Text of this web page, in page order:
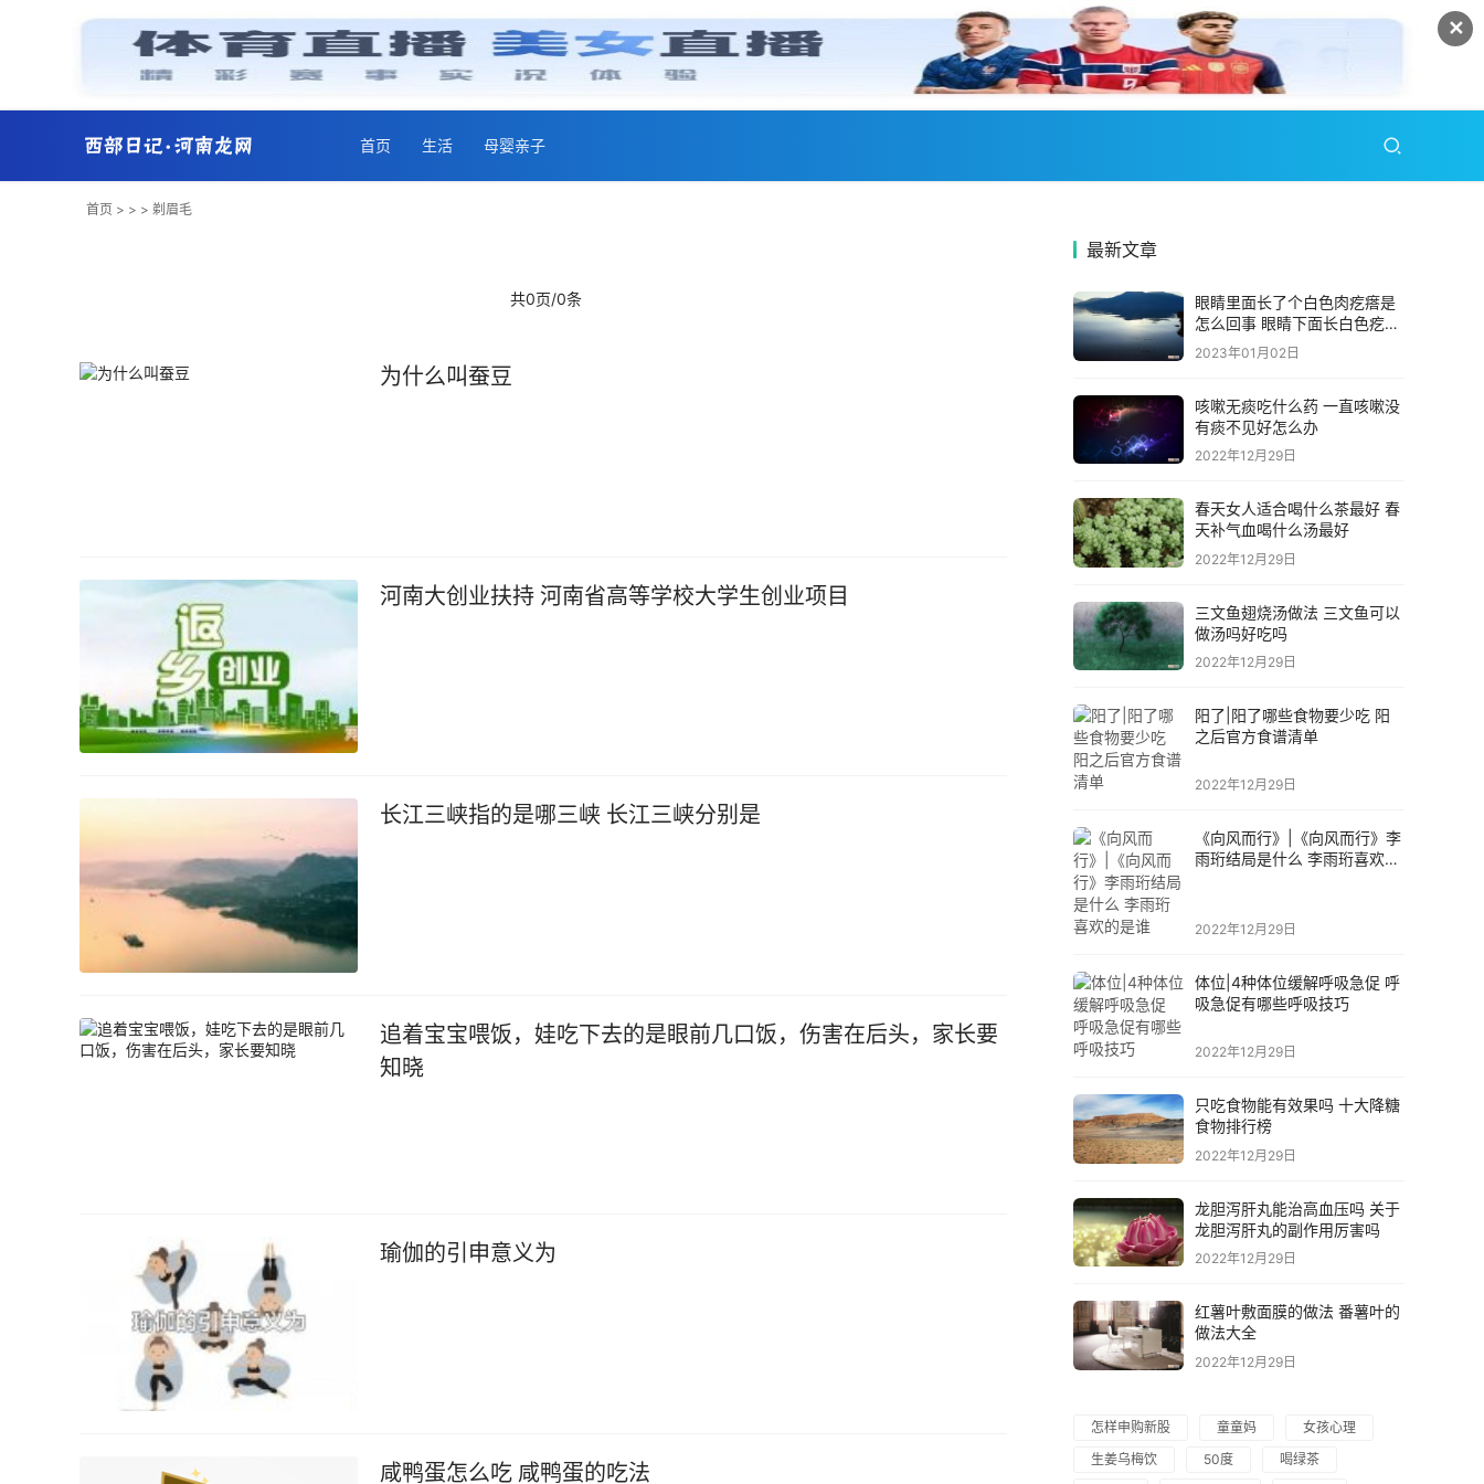
✕
首页 生活 母婴亲子
首页 > > > 剃眉毛
共0页/0条
为什么叫蚕豆
河南大创业扶持 河南省高等学校大学生创业项目
长江三峡指的是哪三峡 长江三峡分别是
追着宝宝喂饭，娃吃下去的是眼前几口饭，伤害在后头，家长要
知晓
瑜伽的引申意义为
咸鸭蛋怎么吃 咸鸭蛋的吃法
最新文章
眼睛里面长了个白色肉疙瘩是
怎么回事 眼睛下面长白色疙瘩
粒
2023年01月02日
咳嗽无痰吃什么药 一直咳嗽没
有痰不见好怎么办
2022年12月29日
春天女人适合喝什么茶最好 春
天补气血喝什么汤最好
2022年12月29日
三文鱼翅烧汤做法 三文鱼可以
做汤吗好吃吗
2022年12月29日
阳了|阳了哪些食物要少吃 阳
之后官方食谱清单
2022年12月29日
《向风而行》|《向风而行》李
雨珩结局是什么 李雨珩喜欢的
2022年12月29日
体位|4种体位缓解呼吸急促 呼
吸急促有哪些呼吸技巧
2022年12月29日
只吃食物能有效果吗 十大降糖
食物排行榜
2022年12月29日
龙胆泻肝丸能治高血压吗 关于
龙胆泻肝丸的副作用厉害吗
2022年12月29日
红薯叶敷面膜的做法 番薯叶的
做法大全
2022年12月29日
怎样申购新股 童童妈
女孩心理
生姜乌梅饮
50度
喝绿茶